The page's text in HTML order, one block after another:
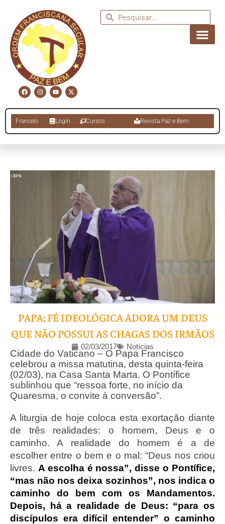
Francelo Login Cursos Revista Paz e Bem
PAPA: FÉ IDEOLÓGICA ADORA UM DEUS
QUE NÃO POSSUI AS CHAGAS DOS IRMÃOS
02/03/2017 Notícias
Cidade do Vaticano – O Papa Francisco
celebrou a missa matutina, desta quinta-feira
(02/03), na Casa Santa Marta. O Pontífice
sublinhou que “ressoa forte, no início da
Quaresma, o convite à conversão”.
A liturgia de hoje coloca esta exortação diante
de três realidades: o homem, Deus e o
caminho. A realidade do homem é a de
escolher entre o bem e o mal: “Deus nos criou
livres. A escolha é nossa”, disse o Pontífice,
“mas não nos deixa sozinhos”, nos indica o
caminho do bem com os Mandamentos.
Depois, há a realidade de Deus: “para os
discípulos era difícil entender” o caminho